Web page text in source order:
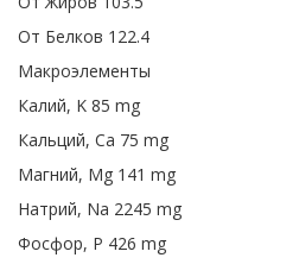
От Белков 122.4
Макроэлементы
Калий, K 85 mg
Кальций, Ca 75 mg
Магний, Mg 141 mg
Натрий, Na 2245 mg
Фосфор, P 426 mg